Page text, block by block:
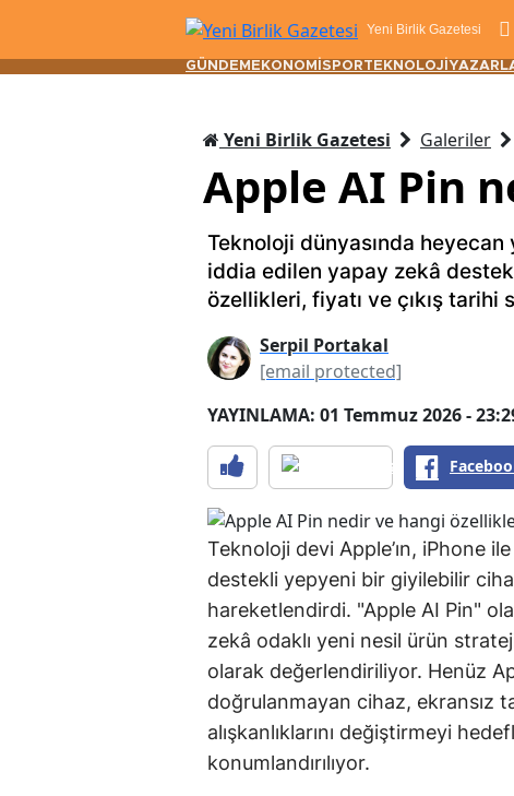
Yeni Birlik Gazetesi
GÜNDEM EKONOMİ SPORTEKNOLOJİ
Yeni Birlik Gazetesi Galeriler
Apple AI Pin
Teknoloji dünyasında heyecan
iddia edilen yapay zekâ
özellikleri, fiyatı ve çıkış tarihi
Serpil Portakal
[email protected]
YAYINLAMA: 01 Temmuz 2026 -
Teknoloji devi Apple’ın, iPhone
destekli yepyeni bir giyilebilir
hareketlendirdi. "Apple AI Pin"
zekâ odaklı yeni nesil ürün
olarak değerlendiriliyor. Henüz
doğrulanmayan cihaz, ekransız
alışkanlıklarını değiştirmeyi
konumlandırılıyor.